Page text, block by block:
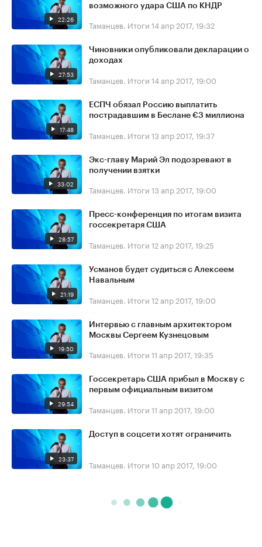
22:26
возможного удара США по КНДР
Таманцев. Итоги 14 апр 2017, 19:32
27:53
Чиновники опубликовали декларации о
доходах
Таманцев. Итоги 14 апр 2017, 19:00
17:48
ЕСПЧ обязал Россию выплатить
пострадавшим в Беслане €3 миллиона
Таманцев. Итоги 13 апр 2017, 19:37
33:02
Экс-главу Марий Эл подозревают в
получении взятки
Таманцев. Итоги 13 апр 2017, 19:00
28:57
Пресс-конференция по итогам визита
госсекретаря США
Таманцев. Итоги 12 апр 2017, 19:25
21:19
Усманов будет судиться с Алексеем
Навальным
Таманцев. Итоги 12 апр 2017, 19:00
19:50
Интервью с главным архитектором
Москвы Сергеем Кузнецовым
Таманцев. Итоги 11 апр 2017, 19:35
29:54
Госсекретарь США прибыл в Москву с
первым официальным визитом
Таманцев. Итоги 11 апр 2017, 19:00
23:37
Доступ в соцсети хотят ограничить
Таманцев. Итоги 10 апр 2017, 19:00